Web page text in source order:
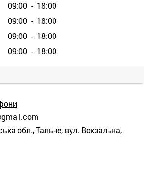
09:00 - 18:00
09:00 - 18:00
09:00 - 18:00
09:00 - 18:00
ail.com
обл., Тальне, вул. Вокзальна,